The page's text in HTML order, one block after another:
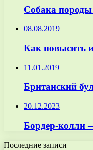
Собака породы
08.08.2019
Как повысить
11.01.2019
Британский
20.12.2023
Бордер-колли
Последние записи